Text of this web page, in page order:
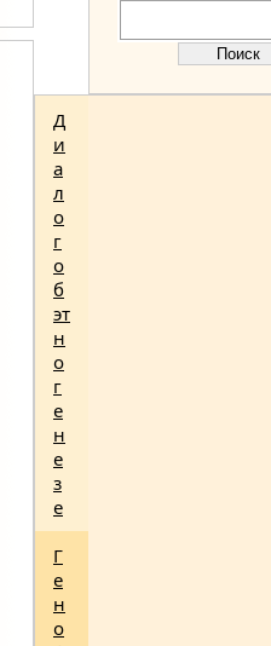
Д
и
а
л
о
г
о
б
эт
н
о
г
е
н
е
з
е
Г
е
н
о